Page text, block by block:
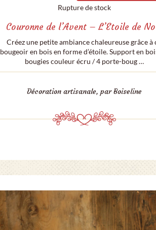
Rupture de stock
Couronne de l’Avent – L’Etoile de
Créez une petite ambiance chaleureuse grâce à
bougeoir en bois en forme d’étoile. Support en
bougies couleur écru / 4 porte-boug …
Décoration artisanale, par Boiseline